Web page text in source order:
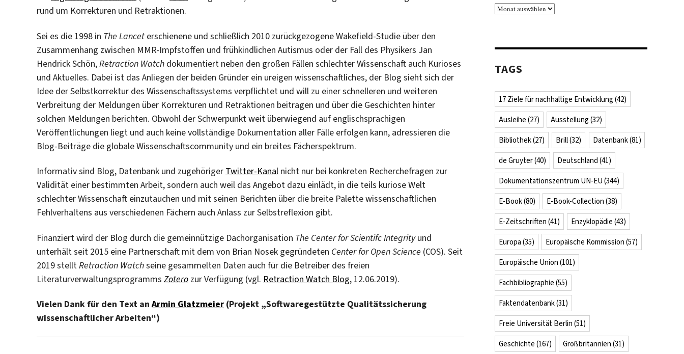
rund um Korrekturen und Retraktionen.
Sei es die 1998 in The Lancet erschienene und schließlich 2010 zurückgezogene Wakefield-Studie über den
Zusammenhang zwischen MMR-Impfstoffen und frühkindlichen Autismus oder der Fall des Physikers Jan
Hendrick Schön,Retraction Watch dokumentiert neben den großen Fällen schlechter Wissenschaft auch Kurioses
und Aktuelles. Dabei ist das Anliegen der beiden Gründer ein ureigen wissenschaftliches, der Blog sieht sich der
Idee der Selbstkorrektur des Wissenschaftssystems verpflichtet und will zu einer schnelleren und weiteren
Verbreitung der Meldungen über Korrekturen und Retraktionen beitragen und über die Geschichten hinter
solchen Meldungen berichten. Obwohl der Schwerpunkt weit überwiegend auf englischsprachigen
Veröffentlichungen liegt und auch keine vollständige Dokumentation aller Fälle erfolgen kann, adressieren die
Blog-Beiträge die globale Wissenschaftscommunity und ein breites Fächerspektrum.
Informativ sind Blog, Datenbank und zugehöriger Twitter-Kanal nicht nur bei konkreten Recherchefragen zur
Validität einer bestimmten Arbeit, sondern auch weil das Angebot dazu einlädt, in die teils kuriose Welt
schlechter Wissenschaft einzutauchen und mit seinen Berichten über die breite Palette wissenschaftlichen
Fehlverhaltens aus verschiedenen Fächern auch Anlass zur Selbstreflexion gibt.
Finanziert wird der Blog durch die gemeinnützige Dachorganisation The Center for Scientifc Integrityund
unterhält seit 2015 eine Partnerschaft mit dem von Brian Nosek gegründeten Center for Open Science (COS). Seit
2019 stelltRetraction Watchseine gesammelten Daten auch für die Betreiber des freien
Literaturverwaltungsprogramms Zotero zur Verfügung (vgl. Retraction Watch Blog, 12.06.2019).
Vielen Dank für den Text anArmin Glatzmeier (Projekt „Softwaregestützte Qualitätssicherung
wissenschaftlicher Arbeiten“)
Archiv
TAGS
17 Ziele für nachhaltige Entwicklung (42)
Ausleihe (27) Ausstellung (32)
Bibliothek(27) Brill(32) Datenbank(81)
de Gruyter(40) Deutschland (41)
Dokumentationszentrum UN-EU (344)
E-Book(80) E-Book-Collection (38)
E-Zeitschriften (41) Enzyklopädie (43)
Europa (35) Europäische Kommission (57)
Europäische Union (101)
Fachbibliographie (55)
Faktendatenbank(31)
Freie Universität Berlin (51)
Geschichte (167) Großbritannien (31)